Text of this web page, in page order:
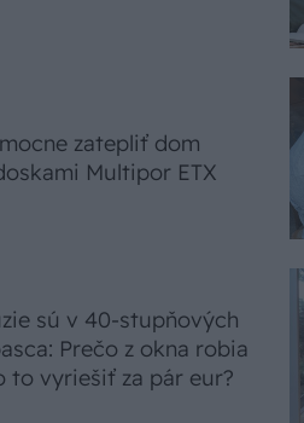
zatepliť dom
Multipor ETX
sú v 40-stupňových
Prečo z okna robia
to vyriešiť za pár eur?